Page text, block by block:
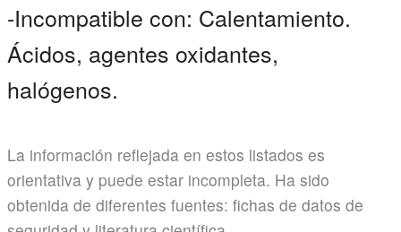
-Incompatible con: Calentamiento.
Ácidos, agentes oxidantes,
halógenos.
La información reflejada en estos listados es
orientativa y puede estar incompleta. Ha sido
obtenida de diferentes fuentes: fichas de datos de